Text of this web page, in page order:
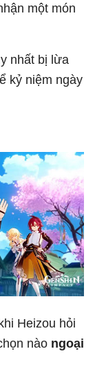
một món
nhất bị lừa
kỷ niệm ngày
Heizou hỏi
nào ngoại